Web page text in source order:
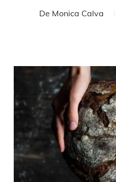
De Monica Calva